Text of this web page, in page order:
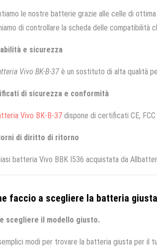
le nostre batterie grazie alle celle di
di controllare la scheda delle
e sicurezza
Vivo BK-B-37 è un sostituto di alta qualità
di sicurezza e conformità
Vivo BK-B-37 dispone di certificati CE,
di diritto di ritorno
batteria Vivo BBK I536 acquistata da
faccio a scegliere la batteria
scegliere il modello giusto.
modi per trovare la batteria giusta per il